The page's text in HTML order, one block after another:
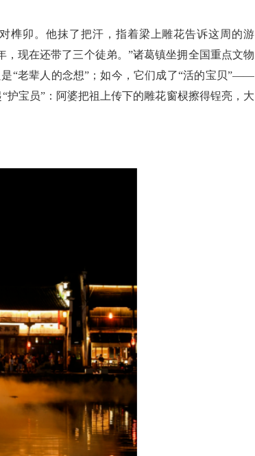
卯。他抹了把汗，指着梁上雕花告诉这周的游
现在还带了三个徒弟。”诸葛镇坐拥全国重点文物
“老辈人的念想”；如今，它们成了“活的宝贝”——
宝员”：阿婆把祖上传下的雕花窗棂擦得锃亮，大